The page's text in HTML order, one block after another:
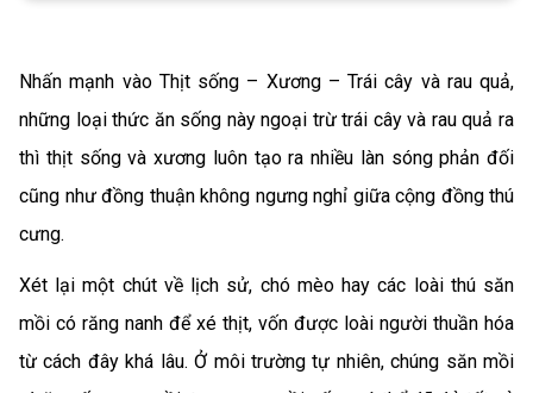
Nhấn mạnh vào Thịt sống – Xương – Trái cây và rau quả,
những loại thức ăn sống này ngoại trừ trái cây và rau quả ra
thì thịt sống và xương luôn tạo ra nhiều làn sóng phản đối
cũng như đồng thuận không ngưng nghỉ giữa cộng đồng thú
cưng.
Xét lại một chút về lịch sử, chó mèo hay các loài thú săn
mồi có răng nanh để xé thịt, vốn được loài người thuần hóa
từ cách đây khá lâu. Ở môi trường tự nhiên, chúng săn mồi